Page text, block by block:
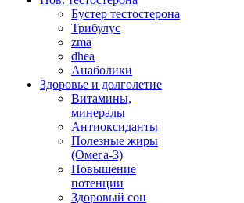
Бустер тестостерона
Трибулус
zma
dhea
Анаболики
Здоровье и долголетие
Витамины,
минералы
Антиоксиданты
Полезные жиры
(Омега-3)
Повышение
потенции
Здоровый сон